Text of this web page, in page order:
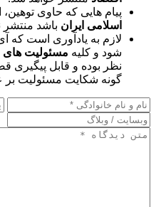
پیام هایی که حاوی توهین،
اسلامی ایران باشد منتشر
لازم به یادآوری است
شود و کلیه مسئولیت
نظر بوده و قابل پیگیری
گونه شکایت مسئولیت بر